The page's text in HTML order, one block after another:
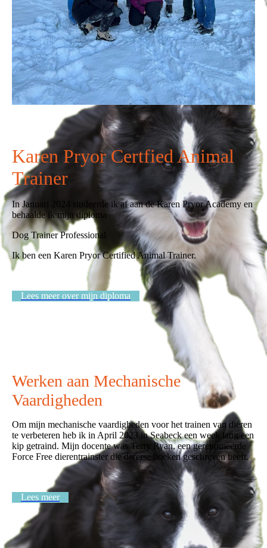
Karen Pryor Certfied Animal
Trainer
In Januari 2024 studeerde ik af aan de Karen Pryor Academy en
behaalde ik mijn diploma
Dog Trainer Professional
Ik ben een Karen Pryor Certified Animal Trainer.
Lees meer over mijn diploma
Werken aan Mechanische
Vaardigheden
Om mijn mechanische vaardigheden voor het trainen van dieren
te verbeteren heb ik in April 2023 in Seabeck een week lang een
kip getraind. Mijn docente was Terry Ryan, een gerenomeerde
Force Free dierentrainster die diverse boeken geschreven heeft.
Lees meer